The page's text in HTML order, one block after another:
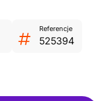
Referencje
525394